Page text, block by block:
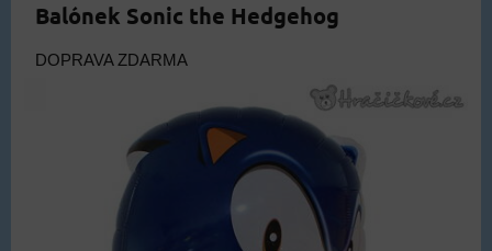
Balónek Sonic the Hedgehog
DOPRAVA ZDARMA